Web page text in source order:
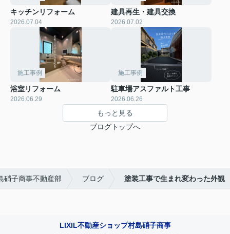
キッチンリフォーム
2026.07.04
建具再生・建具交換
2026.07.02
施工事例
浴室リフォーム
2026.06.29
施工事例
駐車場アスファルト工事
2026.06.26
もっと見る
ブログトップへ
硝子商事不動産部 ブログ 塗装工事で生まれ変わった外観
LIXIL不動産ショップ村島硝子商事